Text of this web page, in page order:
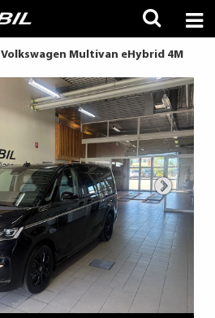
Volkswagen Multivan eHybrid 4M